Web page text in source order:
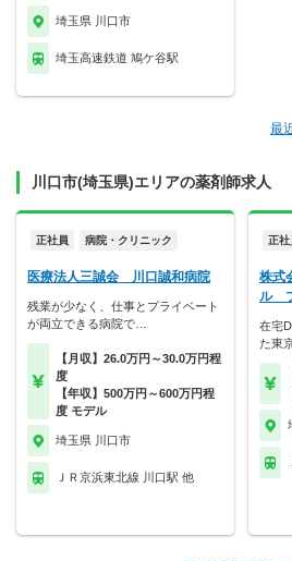
埼玉県 川口市
埼玉高速鉄道 鳩ケ谷駅
最
川口市(埼玉県)エリアの薬剤師求人
正社員 病院・クリニック
医療法人三誠会 川口誠和病院
残業が少なく、仕事とプライベート
が両立できる病院で…
【月収】26.0万円～30.0万円程
度
【年収】500万円～600万円程
度 モデル
埼玉県 川口市
ＪＲ京浜東北線 川口駅 他
正社
株式
ル
在宅
た東